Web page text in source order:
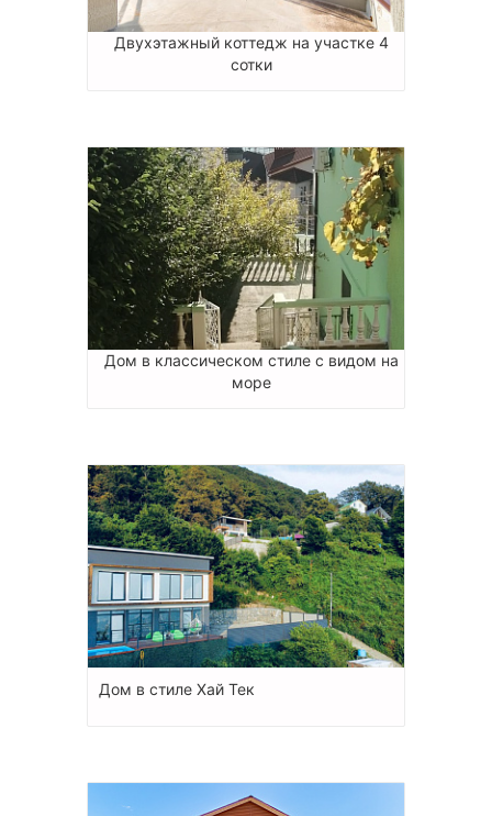
Двухэтажный коттедж на участке 4
сотки
Дом в классическом стиле с видом на
море
Дом в стиле Хай Тек